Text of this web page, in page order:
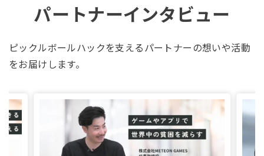
パートナーインタビュー
ピックルボールハックを支えるパートナーの想いや活動
をお届けします。